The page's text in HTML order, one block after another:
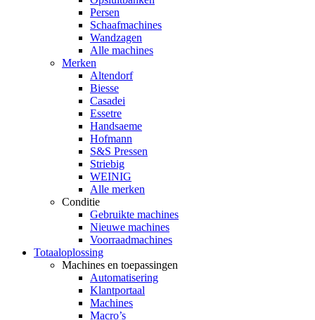
Persen
Schaafmachines
Wandzagen
Alle machines
Merken
Altendorf
Biesse
Casadei
Essetre
Handsaeme
Hofmann
S&S Pressen
Striebig
WEINIG
Alle merken
Conditie
Gebruikte machines
Nieuwe machines
Voorraadmachines
Totaaloplossing
Machines en toepassingen
Automatisering
Klantportaal
Machines
Macro’s